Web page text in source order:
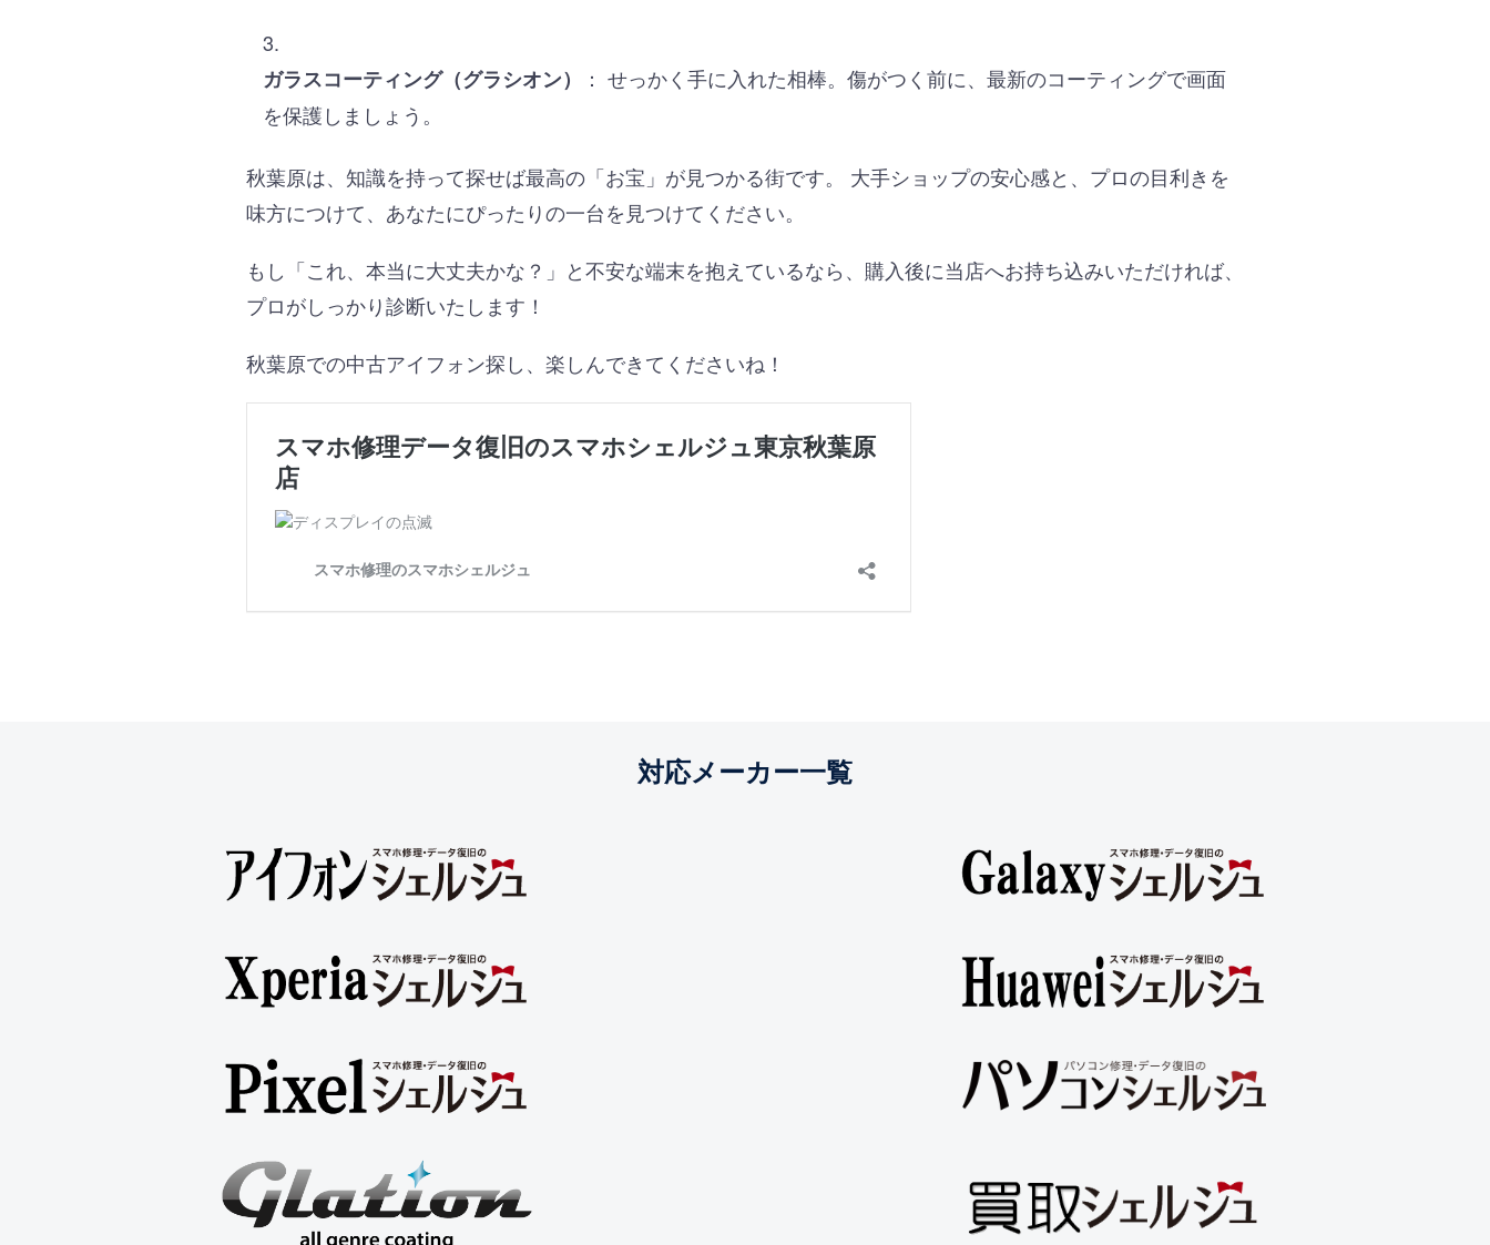
ガラスコーティング（グラシオン）
： せっかく手に入れた相棒。傷がつく前に、最新のコーティングで画面
を保護しましょう。
秋葉原は、知識を持って探せば最高の「お宝」が見つかる街です。 大手ショップの安心感と、プロの目利きを
味方につけて、あなたにぴったりの一台を見つけてください。
もし「これ、本当に大丈夫かな？」と不安な端末を抱えているなら、購入後に当店へお持ち込みいただければ、
プロがしっかり診断いたします！
秋葉原での中古アイフォン探し、楽しんできてくださいね！
対応メーカー一覧